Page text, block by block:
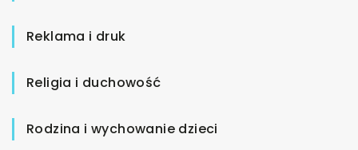
Reklama i druk
Religia i duchowość
Rodzina i wychowanie dzieci